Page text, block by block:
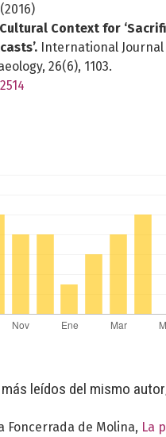
Context for
International
26(6), 1103.
leídos del mismo
Foncerrada de Molina, La